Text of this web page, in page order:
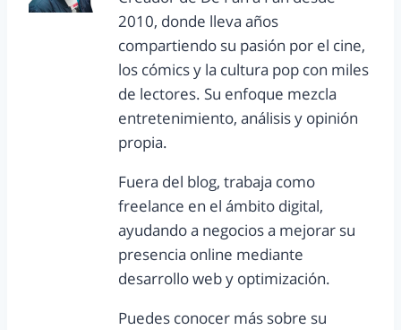
2010, donde lleva años
compartiendo su pasión por el cine,
los cómics y la cultura pop con miles
de lectores. Su enfoque mezcla
entretenimiento, análisis y opinión
propia.
Fuera del blog, trabaja como
freelance en el ámbito digital,
ayudando a negocios a mejorar su
presencia online mediante
desarrollo web y optimización.
Puedes conocer más sobre su